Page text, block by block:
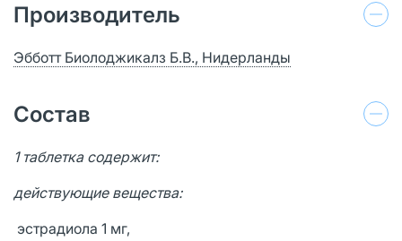
Производитель
Эбботт Биолоджикалз Б.В., Нидерланды
Состав
1 таблетка содержит:
действующие вещества:
эстрадиола 1 мг,